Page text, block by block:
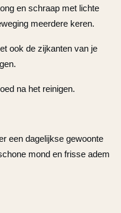
en schraap met lichte
meerdere keren.
ook de zijkanten van je
na het reinigen.
een dagelijkse gewoonte
mond en frisse adem